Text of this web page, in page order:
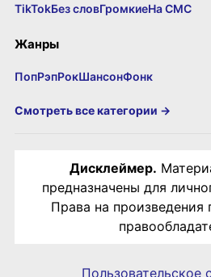
TikTokБез словГромкиеНа СМС
Жанры
ПопРэпРокШансонФонк
Смотреть все категории →
Дисклеймер.
предназначены для
Права на произведения
Пользовательское